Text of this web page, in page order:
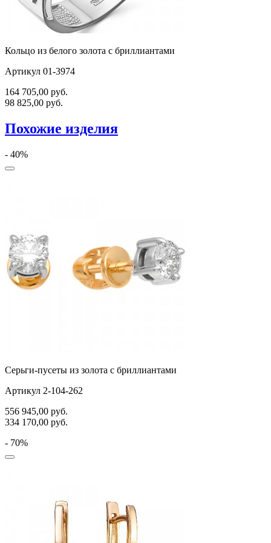
Кольцо из белого золота с бриллиантами
Артикул 01-3974
164 705,00 руб.
98 825,00 руб.
Похожие изделия
- 40%
Серьги-пусеты из золота с бриллиантами
Артикул 2-104-262
556 945,00 руб.
334 170,00 руб.
- 70%